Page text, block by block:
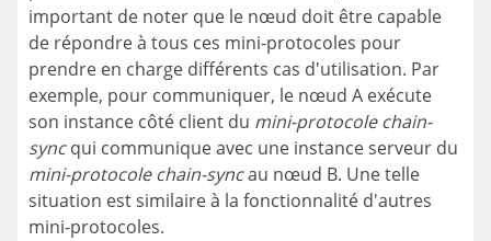
important de noter que le nœud doit être capable
de répondre à tous ces mini-protocoles pour
prendre en charge différents cas d'utilisation. Par
exemple, pour communiquer, le nœud A exécute
son instance côté client du mini-protocole chain-
syncqui communique avec une instance serveur du
mini-protocole chain-syncau nœud B. Une telle
situation est similaire à la fonctionnalité d'autres
mini-protocoles.